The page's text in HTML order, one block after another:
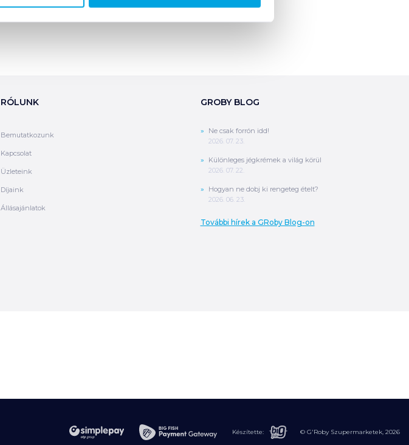
MEGRENDELÉS
RÓLUNK
Bemutatkozunk
Kapcsolat
Üzleteink
Díjaink
Állásajánlatok
GROBY BLOG
Ne csak forrón idd!
2026. 07. 23.
Különleges jégkrémek a világ körül
2026. 07. 22.
Hogyan ne dobj ki rengeteg ételt?
2026. 06. 23.
További hírek a GRoby Blog-on
Készítette: © G'Roby Szupermarketek, 2026